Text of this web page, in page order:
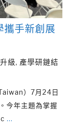
手新創展
級, 產學研鏈結
）7月24日
今年主題為掌握
…